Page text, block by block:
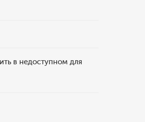
в недоступном для